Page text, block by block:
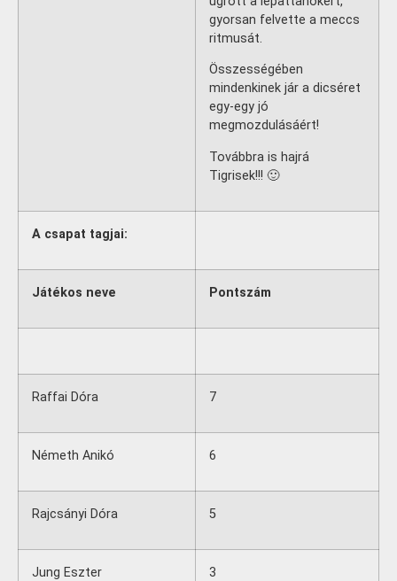
gyorsan felvette a meccs
ritmusát.
Összességében
mindenkinek jár a dicséret
egy-egy jó
megmozdulásáért!
Továbbra is hajrá
Tigrisek!!! 🙂
A csapat tagjai:
Játékos neve Pontszám
Raffai Dóra 7
Németh Anikó 6
Rajcsányi Dóra 5
Jung Eszter 3